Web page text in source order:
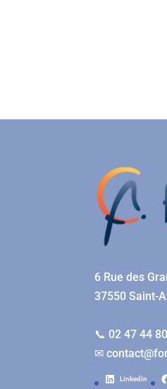
6 Rue des
37550 Saint-
📞 02 47 44
✉
LinkedIn